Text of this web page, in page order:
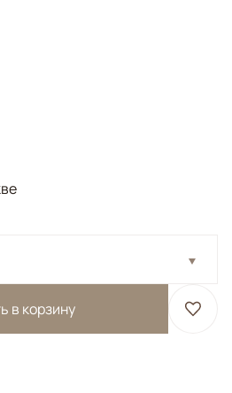
в корзину